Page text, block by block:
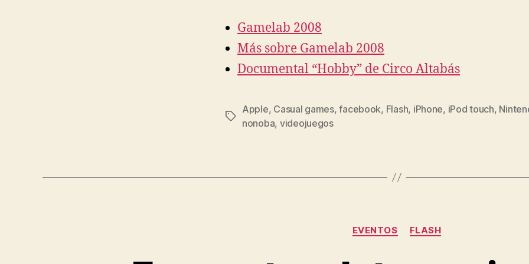
Gamelab 2008
Más sobre Gamelab 2008
Documental “Hobby” de Circo Altabás
Tags
Apple, Casual games,facebook, Flash, iPhone, iPod touch,
nonoba, videojuegos
Categories
EVENTOS FLASH